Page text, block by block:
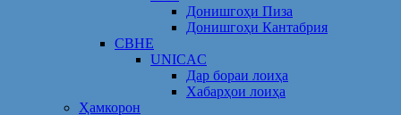
Донишгоҳи Пиза
Донишгоҳи Кантабрия
CBHE
UNICAC
Дар бораи лоиҳа
Хабарҳои лоиҳа
Ҳамкорон